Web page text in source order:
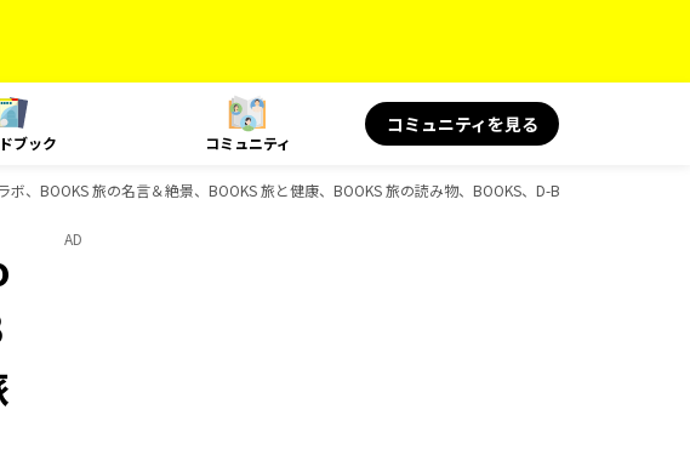
ブック コミュニティ
コミュニティを見る
BOOKS 旅の名言＆絶景、BOOKS 旅と健康、BOOKS 旅の読み物、BOOKS、D-Booksのガイドブッ
AD